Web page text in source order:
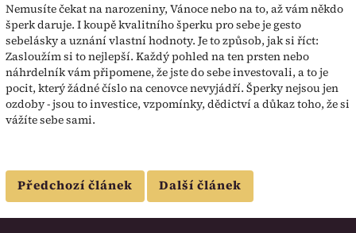
Nemusíte čekat na narozeniny, Vánoce nebo na to, až vám někdo
šperk daruje. I koupě kvalitního šperku pro sebe je gesto
sebelásky a uznání vlastní hodnoty. Je to způsob, jak si říct:
Zasloužím si to nejlepší. Každý pohled na ten prsten nebo
náhrdelník vám připomene, že jste do sebe investovali, a to je
pocit, který žádné číslo na cenovce nevyjádří. Šperky nejsou jen
ozdoby - jsou to investice, vzpomínky, dědictví a důkaz toho, že si
vážíte sebe sami.
Předchozí článek Další článek